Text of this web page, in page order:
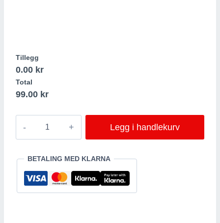
Tillegg
0.00 kr
Total
99.00 kr
73001
PISTOL
/PATRON/
antall
Legg i handlekurv
BETALING MED KLARNA